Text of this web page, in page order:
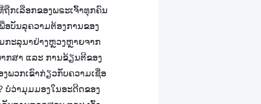
ກເລືອກຂອງພຣະເຈົ້າທຸກຄົນ
ອບັນລຸຄວາມຕ້ອງການຂອງ
ກະລຸນາຢ່າງຫຼວງຫຼາຍຈາກ
ກສາ ແລະ ການຂ້ຽນຕີຂອງ
ພວກເຂົາກ່ຽວກັບຄວາມເຊື່ອ
ບໍ່ວ່າມຸມມອງໃນອະດີດຂອງ